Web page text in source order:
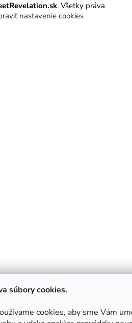
súbory cookies.
cookies, aby sme Vám
. Všetky práva
nastavenie cookies